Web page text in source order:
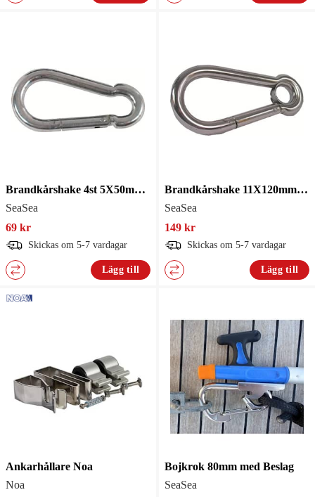
Brandkårshake 4st 5X50mm Galv
SeaSea
69 kr
Skickas om 5-7 vardagar
Lägg till
Brandkårshake 11X120mm Ring Rf
SeaSea
149 kr
Skickas om 5-7 vardagar
Lägg till
Ankarhållare Noa
Noa
Bojkrok 80mm med Beslag
SeaSea